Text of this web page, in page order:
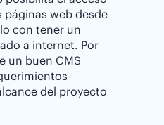
web desde
con tener un
a internet. Por
un buen CMS
del proyecto